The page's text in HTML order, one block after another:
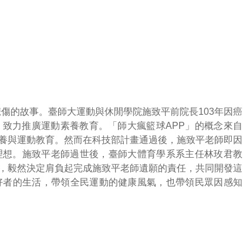
的故事。臺師大運動與休閒學院施致平前院長103年因癌
力推廣運動素養教育。「師大瘋籃球APP」的概念來自
運動教育。然而在科技部計畫通過後，施致平老師即因
。施致平老師過世後，臺師大體育學系系主任林玫君教
毅然決定肩負起完成施致平老師遺願的責任，共同開發這
的生活，帶領全民運動的健康風氣，也帶領民眾因感知